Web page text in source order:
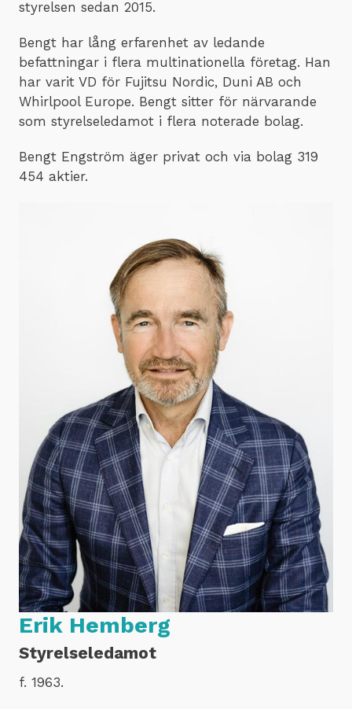
styrelsen sedan 2015.
Bengt har lång erfarenhet av ledande
befattningar i flera multinationella företag. Han
har varit VD för Fujitsu Nordic, Duni AB och
Whirlpool Europe. Bengt sitter för närvarande
som styrelseledamot i flera noterade bolag.
Bengt Engström äger privat och via bolag 319
454 aktier.
Erik Hemberg
Styrelseledamot
f. 1963.